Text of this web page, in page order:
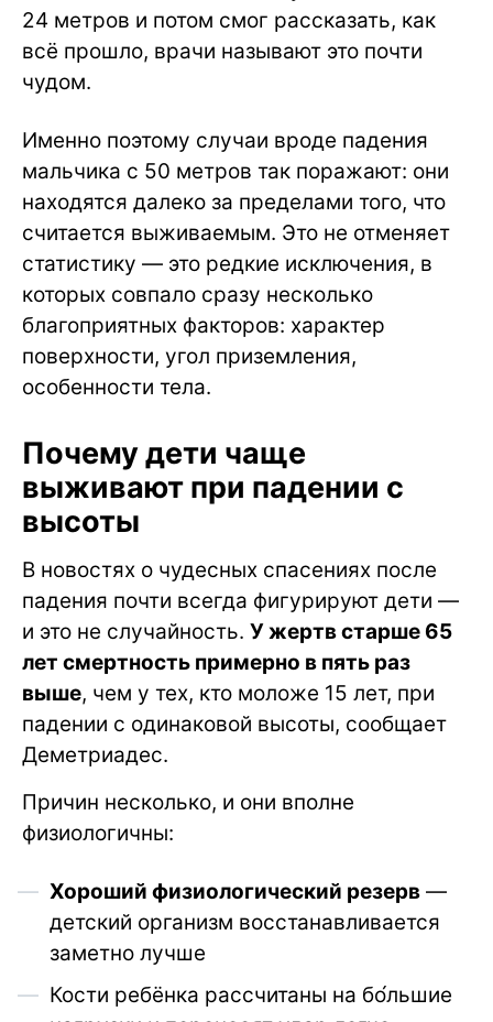
24 метров и потом смог рассказать, как
всё прошло, врачи называют это почти
чудом.
Именно поэтому случаи вроде падения
мальчика с 50 метров так поражают: они
находятся далеко за пределами того, что
считается выживаемым. Это не отменяет
статистику — это редкие исключения, в
которых совпало сразу несколько
благоприятных факторов: характер
поверхности, угол приземления,
особенности тела.
Почему дети чаще
выживают при падении с
высоты
В новостях о чудесных спасениях после
падения почти всегда фигурируют дети —
и это не случайность. У жертв старше 65
лет смертность примерно в пять раз
выше, чем у тех, кто моложе 15 лет, при
падении с одинаковой высоты, сообщает
Деметриадес.
Причин несколько, и они вполне
физиологичны:
Хороший физиологический резерв —
детский организм восстанавливается
заметно лучше
Кости ребёнка рассчитаны на бо́льшие